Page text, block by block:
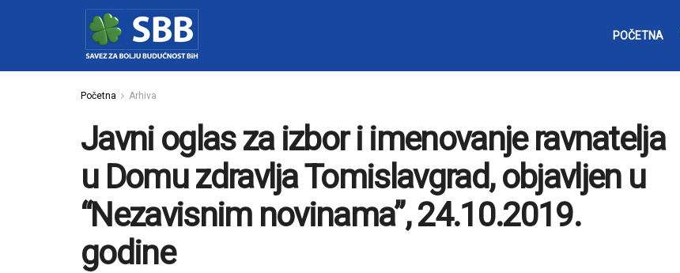
POČETNA
Početna Arhiva
Javni oglas za izbor i imenovanje ravnatelja
u Domu zdravlja Tomislavgrad, objavljen u
“Nezavisnim novinama”, 24.10.2019.
godine